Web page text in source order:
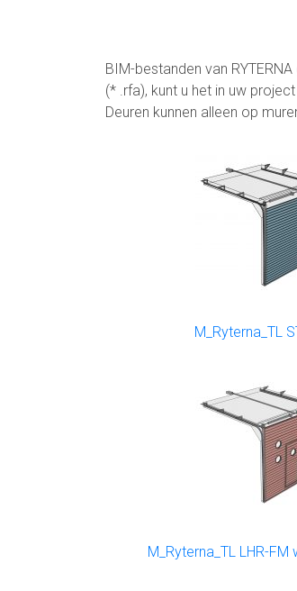
BIM-bestanden van
(* .rfa), kunt u het in uw
Deuren kunnen alleen op
M_Ryterna_TL
M_Ryterna_TL LHR-FM